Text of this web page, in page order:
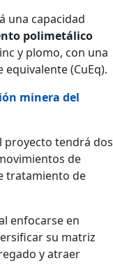
una capacidad
polimetálico
y plomo, con una
(CuEq).
minera del
proyecto tendrá dos
de
tratamiento de
enfocarse en
su matriz
y atraer